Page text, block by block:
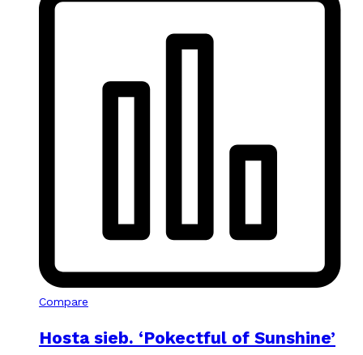
Compare
Hosta sieb. ‘Pokectful of Sunshine’